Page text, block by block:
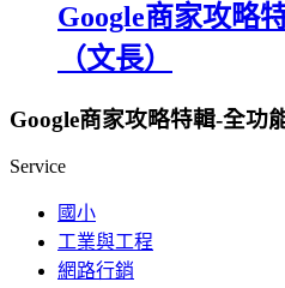
Google商家攻略
（文長）
Google商家攻略特輯-全功
Service
國小
工業與工程
網路行銷